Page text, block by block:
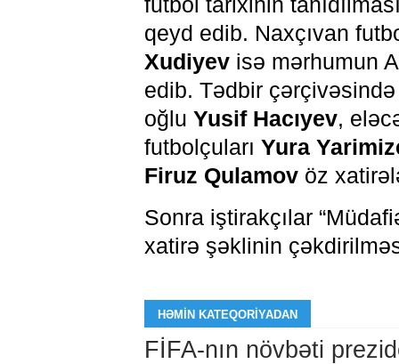
qeyd edib. Naxçıvan
Xudiyevisə mərhumun
edib. Tədbir
oğlu Yusif Hacıyev,
futbolçuları Yura
Firuz Qulamovöz
Sonra iştirakçılar
xatirə şəklinin
HƏMIN KATEQORIYADAN
FİFA-nın növbəti